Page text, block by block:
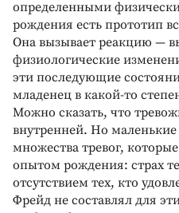
определенными
рождения есть прототип
Она вызывает реакцию —
физиологические
эти последующие
младенец в какой-то
Можно сказать, что
внутренней. Но маленькие
множества тревог,
опытом рождения: страх
отсутствием тех, кто
Фрейд не составлял для